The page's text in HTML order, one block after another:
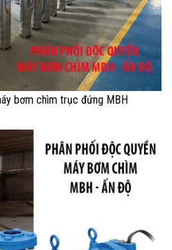
bơm chìm trục đứng MBH